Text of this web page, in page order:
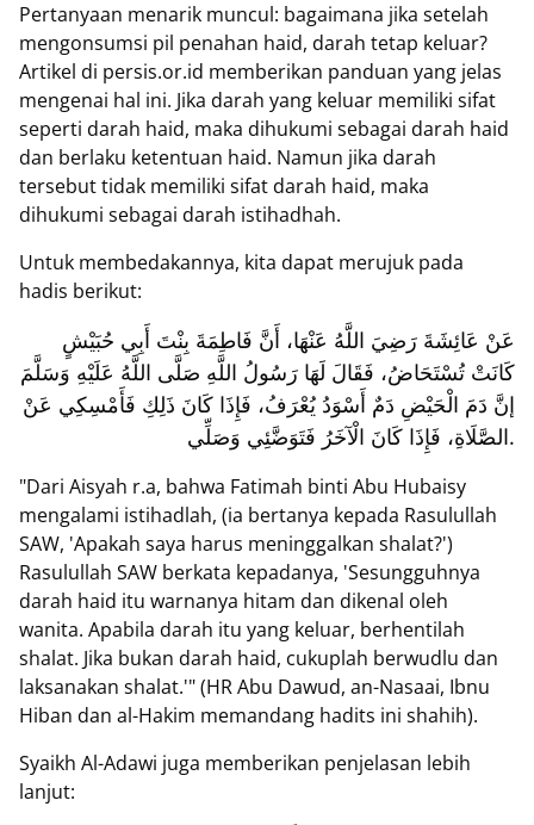
Pertanyaan menarik muncul: bagaimana jika setelah
mengonsumsi pil penahan haid, darah tetap keluar?
Artikel di persis.or.id memberikan panduan yang jelas
mengenai hal ini. Jika darah yang keluar memiliki sifat
seperti darah haid, maka dihukumi sebagai darah haid
dan berlaku ketentuan haid. Namun jika darah
tersebut tidak memiliki sifat darah haid, maka
dihukumi sebagai darah istihadhah.
Untuk membedakannya, kita dapat merujuk pada
hadis berikut:
عَنْ عَائِشَةَ رَضِيَ اللَّهُ عَنْهَا، أَنَّ فَاطِمَةَ بِنْتَ أَبِي حُبَيْشٍ
كَانَتْ تُسْتَحَاضُ، فَقَالَ لَهَا رَسُولُ اللَّهِ صَلَّى اللَّهُ عَلَيْهِ وَسَلَّمَ
إنَّ دَمَ الْحَيْضِ دَمٌ أَسْوَدُ يُعْرَفُ، فَإِذَا كَانَ ذَلِكِ فَأَمْسِكِي عَنْ
الصَّلَاةِ، فَإِذَا كَانَ الْآخَرُ فَتَوَضَّئِي وَصَلِّي.
"Dari Aisyah r.a, bahwa Fatimah binti Abu Hubaisy
mengalami istihadlah, (ia bertanya kepada Rasulullah
SAW, 'Apakah saya harus meninggalkan shalat?')
Rasulullah SAW berkata kepadanya, 'Sesungguhnya
darah haid itu warnanya hitam dan dikenal oleh
wanita. Apabila darah itu yang keluar, berhentilah
shalat. Jika bukan darah haid, cukuplah berwudlu dan
laksanakan shalat.'" (HR Abu Dawud, an-Nasaai, Ibnu
Hiban dan al-Hakim memandang hadits ini shahih).
Syaikh Al-Adawi juga memberikan penjelasan lebih
lanjut: